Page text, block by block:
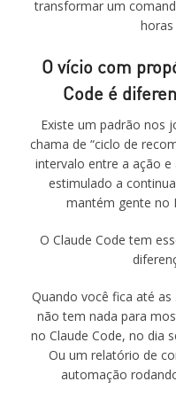
transformar um
O vício com
Code é
Existe um padrão nos
chama de “ciclo de
intervalo entre a ação
estimulado a
mantém gente no
O Claude Code tem
Quando você fica até
não tem nada para
no Claude Code, no dia
Ou um relatório de
automação